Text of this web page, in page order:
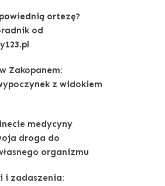
ortezę?
od
Zakopanem:
z widokiem
medycyny
droga do
organizmu
i zadaszenia: